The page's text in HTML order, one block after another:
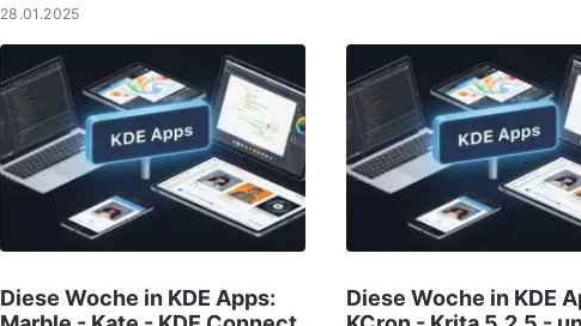
28.01.2025
Diese Woche in KDE Apps:
Diese Woche in KDE